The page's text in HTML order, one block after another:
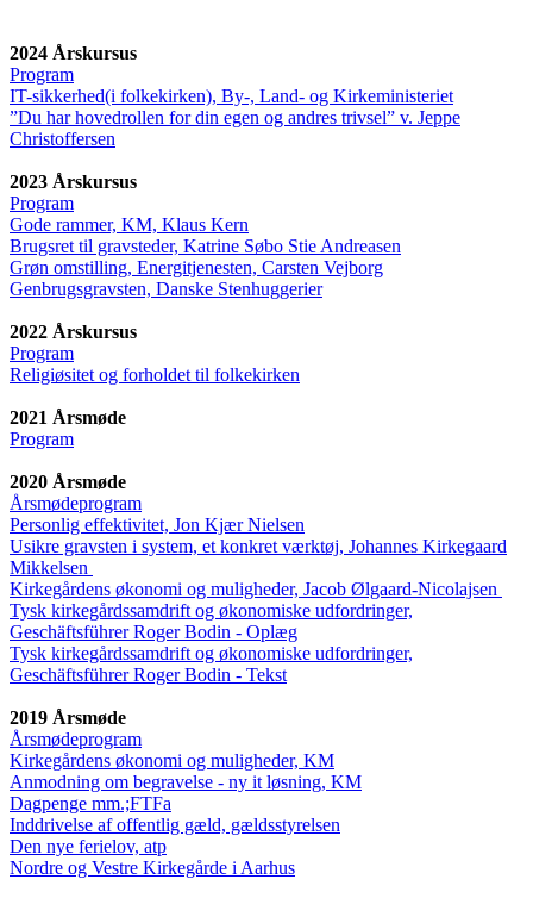
2024 Årskursus
Program
IT-sikkerhed(i folkekirken), By-, Land- og Kirkeministeriet
”Du har hovedrollen for din egen og andres trivsel” v. Jeppe
Christoffersen
2023 Årskursus
Program
Gode rammer, KM, Klaus Kern
Brugsret til gravsteder, Katrine Søbo Stie Andreasen
Grøn omstilling, Energitjenesten, Carsten Vejborg
Genbrugsgravsten, Danske Stenhuggerier
2022 Årskursus
Program
Religiøsitet og forholdet til folkekirken
2021 Årsmøde
Program
2020 Årsmøde
Årsmødeprogram
Personlig effektivitet, Jon Kjær Nielsen
Usikre gravsten i system, et konkret værktøj, Johannes Kirkegaard
Mikkelsen
Kirkegårdens økonomi og muligheder, Jacob Ølgaard-Nicolajsen
Tysk kirkegårdssamdrift og økonomiske udfordringer,
Geschäftsführer Roger Bodin - Oplæg
Tysk kirkegårdssamdrift og økonomiske udfordringer,
Geschäftsführer Roger Bodin - Tekst
2019 Årsmøde
Årsmødeprogram
Kirkegårdens økonomi og muligheder, KM
Anmodning om begravelse - ny it løsning, KM
Dagpenge mm.;FTFa
Inddrivelse af offentlig gæld, gældsstyrelsen
Den nye ferielov, atp
Nordre og Vestre Kirkegårde i Aarhus